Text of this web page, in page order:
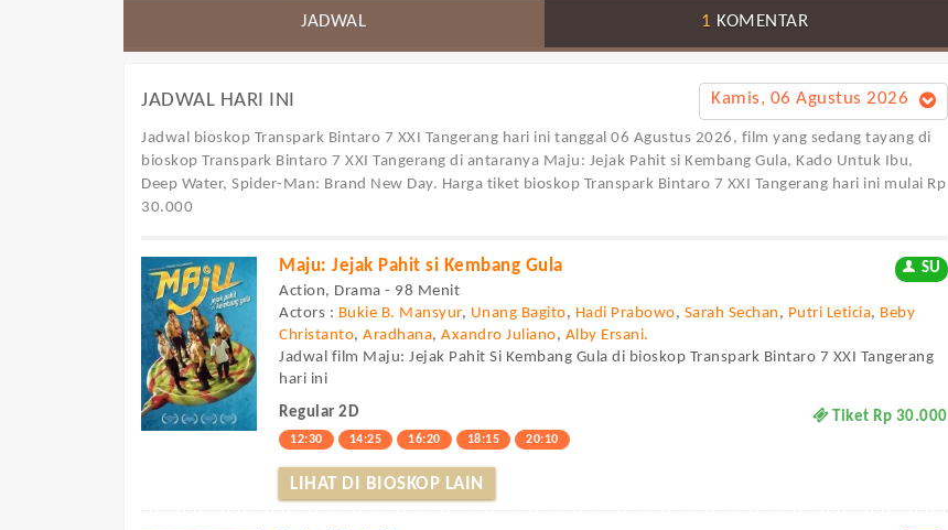
JADWAL 1 KOMENTAR
JADWAL HARI INI Kamis, 06 Agustus 2026
Jadwal bioskop Transpark Bintaro 7 XXI Tangerang hari ini tanggal 06 Agustus 2026, film yang sedang tayang di
bioskop Transpark Bintaro 7 XXI Tangerang di antaranya Maju: Jejak Pahit si Kembang Gula, Kado Untuk Ibu,
Deep Water, Spider-Man: Brand New Day. Harga tiket bioskop Transpark Bintaro 7 XXI Tangerang hari ini mulai Rp
30.000
Maju: Jejak Pahit si Kembang Gula
SU
Action, Drama - 98 Menit
Actors : Bukie B. Mansyur, Unang Bagito, Hadi Prabowo, Sarah Sechan , Putri Leticia, Beby
Christanto,Aradhana,Axandro Juliano, Alby Ersani.
Jadwal film Maju: Jejak Pahit Si Kembang Gula di bioskop Transpark Bintaro 7 XXI Tangerang
hari ini
Regular 2D
Tiket Rp 30.000
12:30 14:25 16:20 18:15 20:10
LIHAT DI BIOSKOP LAIN